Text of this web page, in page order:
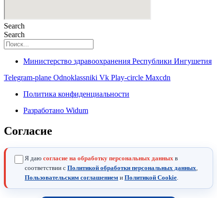
Search
Search
Министерство здравоохранения Республики Ингушетия
Telegram-plane Odnoklassniki Vk Play-circle Maxcdn
Политика конфиденциальности
Разработано Widum
Согласие
Я даю согласие на обработку персональных данных в
соответствии с Политикой обработки персональных данных
Пользовательским соглашением и Политикой Cookie